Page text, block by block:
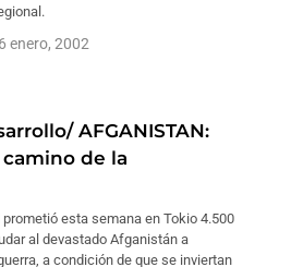
enero, 2002
AFGANISTAN:
de la
esta semana en Tokio 4.500
al devastado Afganistán a
a condición de que se inviertan